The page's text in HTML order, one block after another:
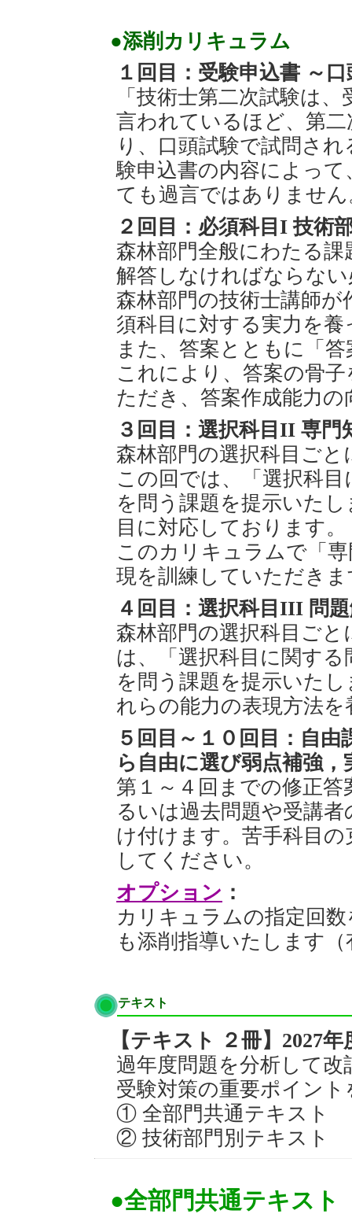
●添削カリキュラム
１回目：受験申込書 ～
「技術士第二次試験は
言われているほど、第
り、口頭試験で試問さ
験申込書の内容によっ
ても過言ではありません
２回目：必須科目I 技術
森林部門全般にわたる
解答しなければならな
森林部門の技術士講師
須科目に対する実力を
また、答案とともに「
これにより、答案の骨
ただき、答案作成能力
３回目：選択科目II 専門
森林部門の選択科目ご
この回では、「選択科
を問う課題を提示いた
目に対応しております。
このカリキュラムで「
現を訓練していただきま
４回目：選択科目III 問
森林部門の選択科目ご
は、「選択科目に関す
を問う課題を提示いた
れらの能力の表現方法を
５回目～１０回目：自
ら自由に選び弱点補強
第１～４回までの修正
るいは過去問題や受講
け付けます。苦手科目
してください。
オプション ：
カリキュラムの指定回
も添削指導いたします（
テキスト
【テキスト ２冊】2027
過年度問題を分析して
受験対策の重要ポイン
① 全部門共通テキスト
② 技術部門別テキスト
●全部門共通テキスト